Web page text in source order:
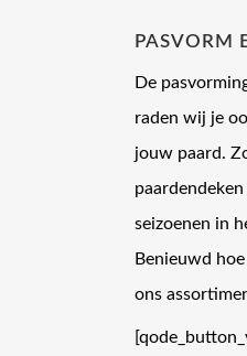
PASVORM
De
raden wij je
jouw paard.
seizoenen in
Benieuwd
ons